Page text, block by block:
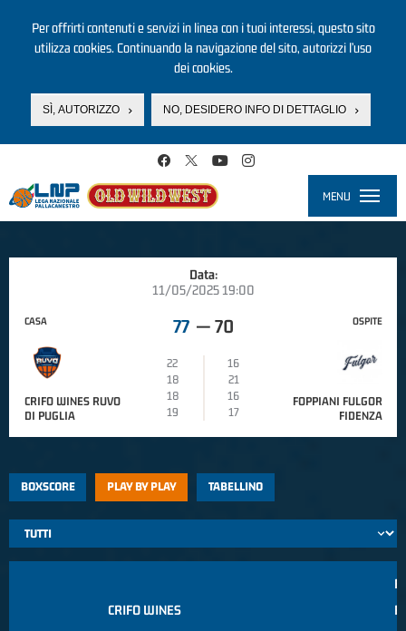
Per offrirti contenuti e servizi in linea con i tuoi interessi, questo sito
utilizza cookies. Continuando la navigazione del sito, autorizzi l’uso
dei cookies.
SÌ, AUTORIZZO NO, DESIDERO INFO DI DETTAGLIO
MENU
Data:
11/05/2025 19:00
CASA
CRIFO WINES RUVO
DI PUGLIA
77 — 70
22
16
18
21
18
16
19
17
OSPITE
FOPPIANI FULGOR
FIDENZA
BOXSCORE PLAY BY PLAY TABELLINO
CRIFO WINES